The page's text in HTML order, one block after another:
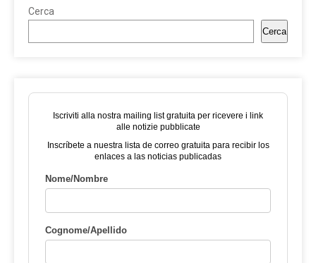
Cerca
Cerca
Iscriviti alla nostra mailing list gratuita per ricevere i link
alle notizie pubblicate
Inscríbete a nuestra lista de correo gratuita para recibir los
enlaces a las noticias publicadas
Nome/Nombre
Cognome/Apellido